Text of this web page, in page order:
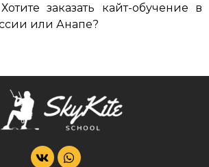
заказать кайт-обучение в
или Анапе?